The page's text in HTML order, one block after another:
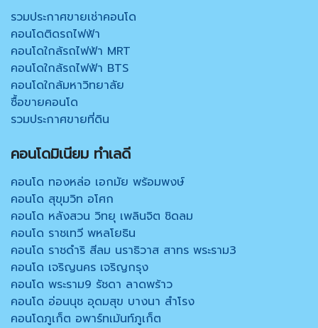
รวมประกาศขายเช่าคอนโด
คอนโดติดรถไฟฟ้า
คอนโดใกล้รถไฟฟ้า MRT
คอนโดใกล้รถไฟฟ้า BTS
คอนโดใกล้มหาวิทยาลัย
ซื้อขายคอนโด
รวมประกาศขายที่ดิน
คอนโดมิเนียม ทำเลดี
คอนโด ทองหล่อ เอกมัย พร้อมพงษ์
คอนโด สุขุมวิท อโศก
คอนโด หลังสวน วิทยุ เพลินจิต ชิดลม
คอนโด ราชเทวี พหลโยธิน
คอนโด ราชดำริ สีลม นราธิวาส สาทร พระราม3
คอนโด เจริญนคร เจริญกรุง
คอนโด พระราม9 รัชดา ลาดพร้าว
คอนโด อ่อนนุช อุดมสุข บางนา สำโรง
คอนโดภูเก็ต อพาร์ทเม้นท์ภูเก็ต